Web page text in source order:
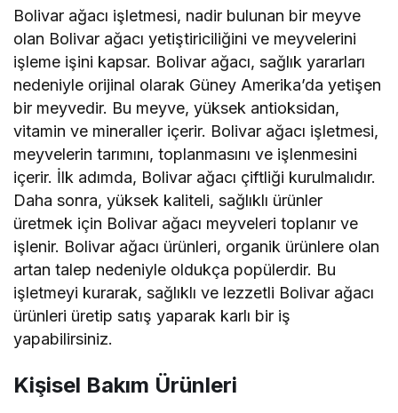
Bolivar ağacı işletmesi, nadir bulunan bir meyve
olan Bolivar ağacı yetiştiriciliğini ve meyvelerini
işleme işini kapsar. Bolivar ağacı, sağlık yararları
nedeniyle orijinal olarak Güney Amerika’da yetişen
bir meyvedir. Bu meyve, yüksek antioksidan,
vitamin ve mineraller içerir. Bolivar ağacı işletmesi,
meyvelerin tarımını, toplanmasını ve işlenmesini
içerir. İlk adımda, Bolivar ağacı çiftliği kurulmalıdır.
Daha sonra, yüksek kaliteli, sağlıklı ürünler
üretmek için Bolivar ağacı meyveleri toplanır ve
işlenir. Bolivar ağacı ürünleri, organik ürünlere olan
artan talep nedeniyle oldukça popülerdir. Bu
işletmeyi kurarak, sağlıklı ve lezzetli Bolivar ağacı
ürünleri üretip satış yaparak karlı bir iş
yapabilirsiniz.
Kişisel Bakım Ürünleri